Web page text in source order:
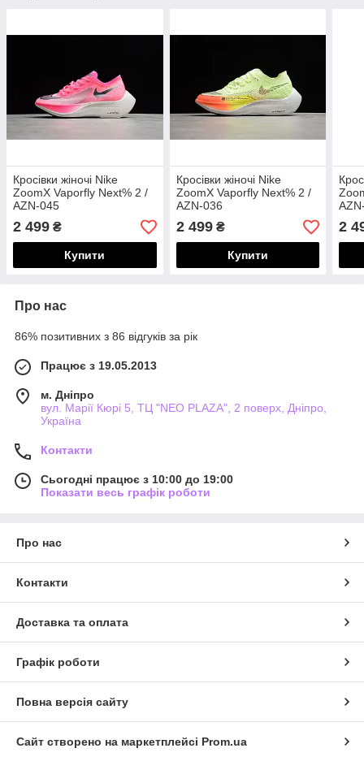
Кросівки жіночі Nike
ZoomX Vaporfly Next% 2 /
AZN-045
2 499 ₴
Купити
Кросівки жіночі Nike
ZoomX Vaporfly Next% 2 /
AZN-036
2 499₴
Купити
2
Про нас
86% позитивних з 86 відгуків за рік
Працює з 19.05.2013
м. Дніпро
вул. Марії Кюрі 5, ТЦ "NEO PLAZA", 2 поверх, Дніпро,
Україна
Контакти
Сьогодні працює з 10:00 до 19:00
Показати весь графік роботи
Про нас
Контакти
Доставка та оплата
Графік роботи
Повна версія сайту
Сайт створено на маркетплейсі Prom.ua